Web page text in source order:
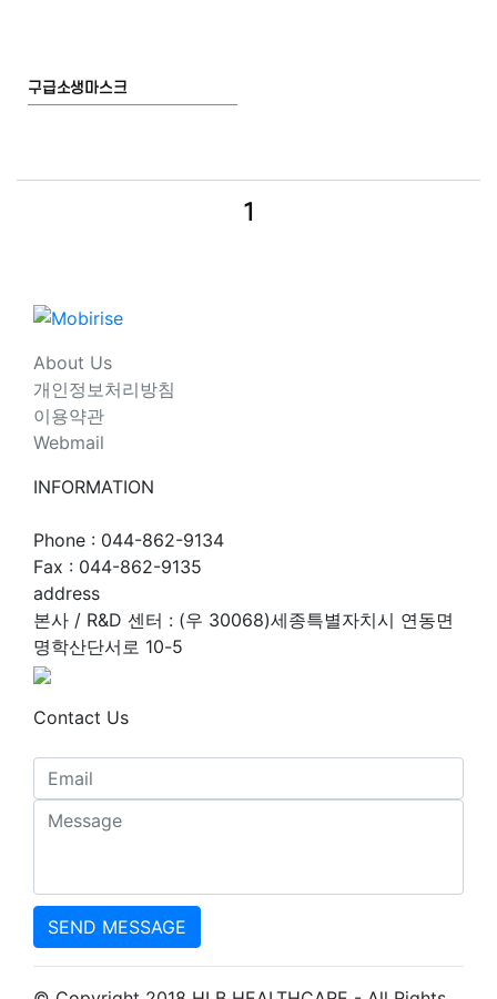
구급소생마스크
1
About Us
개인정보처리방침
이용약관
Webmail
INFORMATION
Phone : 044-862-9134
Fax : 044-862-9135
address
본사 / R&D 센터 : (우 30068)세종특별자치시 연동면
명학산단서로 10-5
Contact Us
SEND MESSAGE